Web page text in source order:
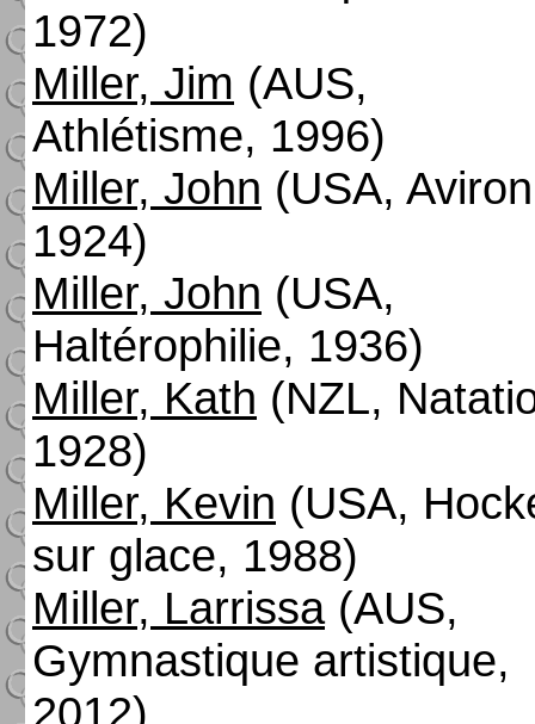
1972)
Miller, Jim (AUS,
Athlétisme, 1996)
Miller, John (USA,
1924)
Miller, John (USA,
Haltérophilie, 1936)
Miller, Kath (NZL,
1928)
Miller, Kevin (USA,
sur glace, 1988)
Miller, Larrissa(AUS,
Gymnastique artistique,
2012)